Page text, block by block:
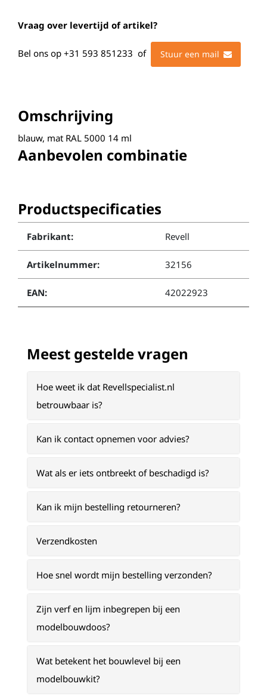
Vraag over levertijd of artikel?
Bel ons op +31 593 851233 of Stuur een mail
Omschrijving
blauw, mat RAL 5000 14 ml
Aanbevolen combinatie
Productspecificaties
Fabrikant: Revell
Artikelnummer: 32156
EAN: 42022923
Meest gestelde vragen
Hoe weet ik dat Revellspecialist.nl
betrouwbaar is?
Kan ik contact opnemen voor advies?
Wat als er iets ontbreekt of beschadigd is?
Kan ik mijn bestelling retourneren?
Verzendkosten
Hoe snel wordt mijn bestelling verzonden?
Zijn verf en lijm inbegrepen bij een
modelbouwdoos?
Wat betekent het bouwlevel bij een
modelbouwkit?